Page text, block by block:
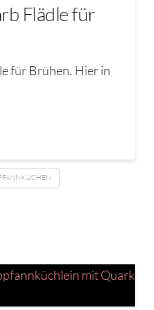
Flädle für
für Brühen. Hier in